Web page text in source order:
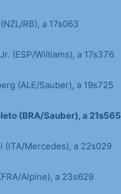
RB), a 17s063
(ESP/Williams), a 17s376
(ALE/Sauber), a 19s725
(BRA/Sauber), a 21s565
(ITA/Mercedes), a 22s029
Alpine), a 23s629